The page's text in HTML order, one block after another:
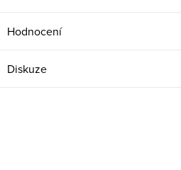
Hodnocení
Diskuze